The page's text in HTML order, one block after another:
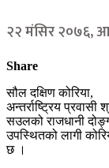
२२ मंसिर २०७६,
Share
सौल दक्षिण कोरिया,
अन्तर्राष्ट्रिय
सउलको राजधानी
उपस्थितको लागी
छ ।